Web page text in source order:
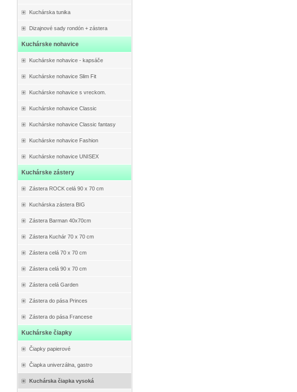
Kuchárska tunika
Dizajnové sady rondón + zástera
Kuchárske nohavice
Kuchárske nohavice - kapsáče
Kuchárske nohavice Slim Fit
Kuchárske nohavice s vreckom.
Kuchárske nohavice Classic
Kuchárske nohavice Classic fantasy
Kuchárske nohavice Fashion
Kuchárske nohavice UNISEX
Kuchárske zástery
Zástera ROCK celá 90 x 70 cm
Kuchárska zástera BIG
Zástera Barman 40x70cm
Zástera Kuchár 70 x 70 cm
Zástera celá 70 x 70 cm
Zástera celá 90 x 70 cm
Zástera celá Garden
Zástera do pása Princes
Zástera do pása Francese
Kuchárske čiapky
Čiapky papierové
Čiapka univerzálna, gastro
Kuchárska čiapka vysoká